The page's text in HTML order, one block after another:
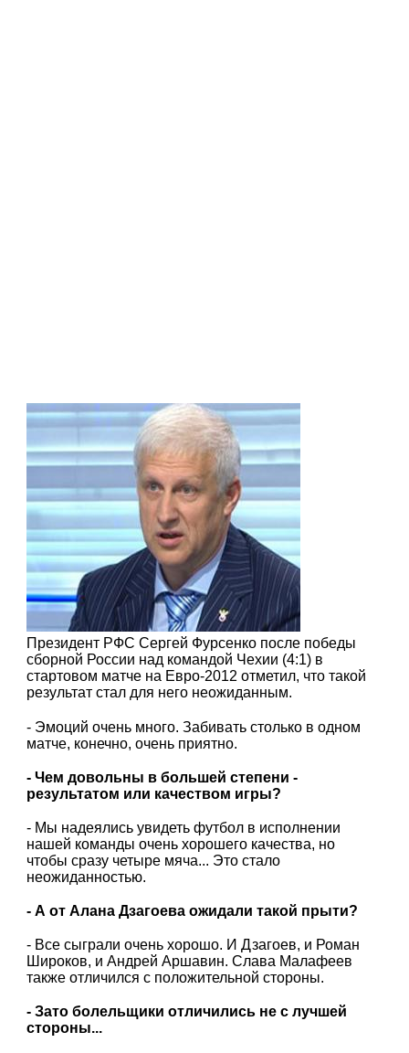
Президент РФС Сергей Фурсенко после победы
сборной России над командой Чехии (4:1) в
стартовом матче на Евро-2012 отметил, что такой
результат стал для него неожиданным.
- Эмоций очень много. Забивать столько в одном
матче, конечно, очень приятно.
- Чем довольны в большей степени -
результатом или качеством игры?
- Мы надеялись увидеть футбол в исполнении
нашей команды очень хорошего качества, но
чтобы сразу четыре мяча... Это стало
неожиданностью.
- А от Алана Дзагоева ожидали такой прыти?
- Все сыграли очень хорошо. И Дзагоев, и Роман
Широков, и Андрей Аршавин. Слава Малафеев
также отличился с положительной стороны.
- Зато болельщики отличились не с лучшей
стороны...